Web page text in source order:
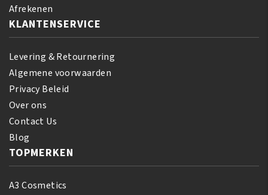
Afrekenen
KLANTENSERVICE
Levering & Retournering
Algemene voorwaarden
Privacy Beleid
Over ons
Contact Us
Blog
TOPMERKEN
A3 Cosmetics